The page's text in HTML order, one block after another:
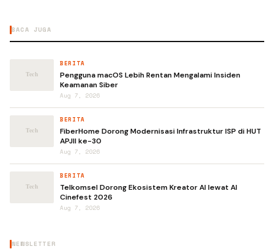
BACA JUGA
BERITA
Pengguna macOS Lebih Rentan Mengalami Insiden
Keamanan Siber
Aug 7, 2026
BERITA
FiberHome Dorong Modernisasi Infrastruktur ISP di HUT
APJII ke-30
Aug 7, 2026
BERITA
Telkomsel Dorong Ekosistem Kreator AI lewat AI
Cinefest 2026
Aug 7, 2026
NEWSLETTER